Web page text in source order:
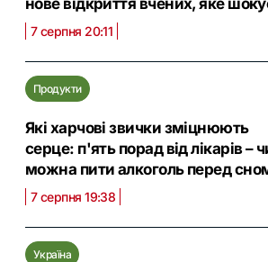
нове відкриття вчених, яке
7 серпня 20:11
Продукти
Які харчові звички зміцнюють
серце: п'ять порад від лікарів –
можна пити алкоголь перед
7 серпня 19:38
Україна